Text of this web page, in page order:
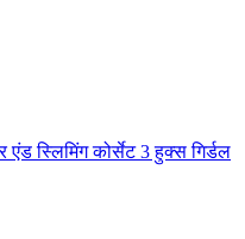
एंड स्लिमिंग कोर्सेट 3 हुक्स गिर्डल